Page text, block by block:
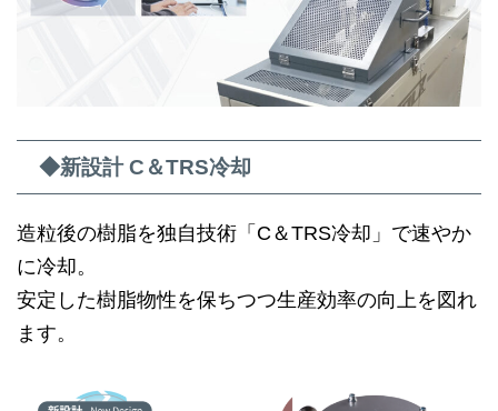
◆新設計 C＆TRS冷却
造粒後の樹脂を独自技術「C＆TRS冷却」で速やか
に冷却。
安定した樹脂物性を保ちつつ生産効率の向上を図れ
ます。